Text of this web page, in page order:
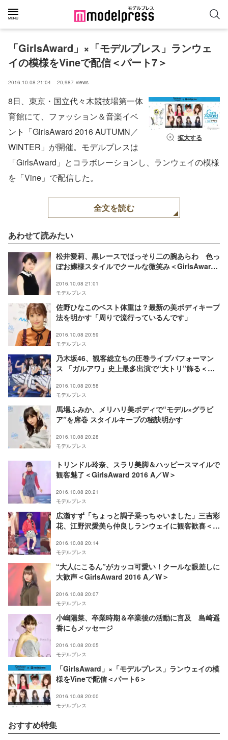
「GirlsAward」×「モデルプレス」ランウェ
イの模様をVineで配信＜パート7＞
2016.10.08 21:04 20,987 views
拡大する
8日、東京・国立代々木競技場第一体
育館にて、ファッション＆音楽イベ
ント「GirlsAward 2016 AUTUMN／
WINTER」が開催。モデルプレスは
「GirlsAward」とコラボレーションし、ランウェイの模様
を「Vine」で配信した。
全文を読む
あわせて読みたい
松井愛莉、黒レースでほっそり二の腕あらわ 色っ
ぽお嬢様スタイルでクールな微笑み＜GirlsAward
2016.10.08 21:01
モデルプレス
佐野ひなこのベスト体重は？最新の美ボディキープ
法を明かす「周りで流行っているんです」
2016.10.08 20:59
モデルプレス
乃木坂46、観客総立ちの圧巻ライブパフォーマン
ス 「ガルアワ」史上最多出演で“大トリ”飾る＜
2016.10.08 20:58
モデルプレス
馬場ふみか、メリハリ美ボディで“モデル×グラビ
ア”を席巻 スタイルキープの秘訣明かす
2016.10.08 20:28
モデルプレス
トリンドル玲奈、スラリ美脚＆ハッピースマイルで
観客魅了＜GirlsAward 2016 A／W＞
2016.10.08 20:21
モデルプレス
広瀬すず「ちょっと調子乗っちゃいました」三吉彩
花、江野沢愛美ら仲良しランウェイに観客歓喜＜
2016.10.08 20:14
モデルプレス
“大人にこるん”がカッコ可愛い！クールな眼差しに
大歓声＜GirlsAward 2016 A／W＞
2016.10.08 20:07
モデルプレス
小嶋陽菜、卒業時期＆卒業後の活動に言及 島崎遥
香にもメッセージ
2016.10.08 20:05
モデルプレス
「GirlsAward」×「モデルプレス」ランウェイの模
様をVineで配信＜パート6＞
2016.10.08 20:00
モデルプレス
おすすめ特集